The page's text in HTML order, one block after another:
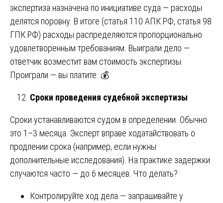
экспертиза назначена по инициативе суда — расходы
делятся поровну. В итоге (статья 110 АПК РФ, статья 98
ГПК РФ) расходы распределяются пропорционально
удовлетворенным требованиям. Выиграли дело —
ответчик возместит вам стоимость экспертизы.
Проиграли — вы платите. 💰
Сроки проведения судебной экспертизы
Сроки устанавливаются судом в определении. Обычно
это 1–3 месяца. Эксперт вправе ходатайствовать о
продлении срока (например, если нужны
дополнительные исследования). На практике задержки
случаются часто — до 6 месяцев. Что делать?
Контролируйте ход дела — запрашивайте у